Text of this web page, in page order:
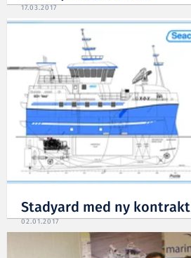
17.03.2017
Stadyard med ny kontrakt
02.01.2017